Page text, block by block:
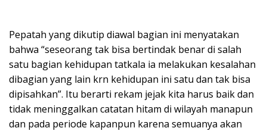
Pepatah yang dikutip diawal bagian ini menyatakan
bahwa “seseorang tak bisa bertindak benar di salah
satu bagian kehidupan tatkala ia melakukan kesalahan
dibagian yang lain krn kehidupan ini satu dan tak bisa
dipisahkan”. Itu berarti rekam jejak kita harus baik dan
tidak meninggalkan catatan hitam di wilayah manapun
dan pada periode kapanpun karena semuanya akan